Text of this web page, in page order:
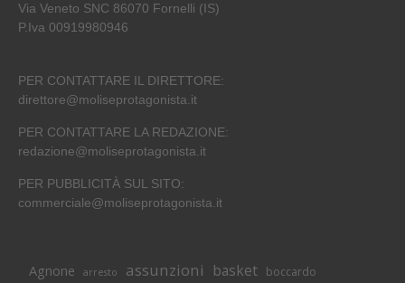
Via Veneto SNC 86070 Fornelli (IS)
P.Iva 00919980946
PER CONTATTARE IL DIRETTORE:
direttore@moliseprotagonista.it
PER CONTATTARE LA REDAZIONE:
redazione@moliseprotagonista.it
PER PUBBLICITÀ SUL SITO:
commerciale@moliseprotagonista.it
Agnone arresto assunzioni basket boccardo